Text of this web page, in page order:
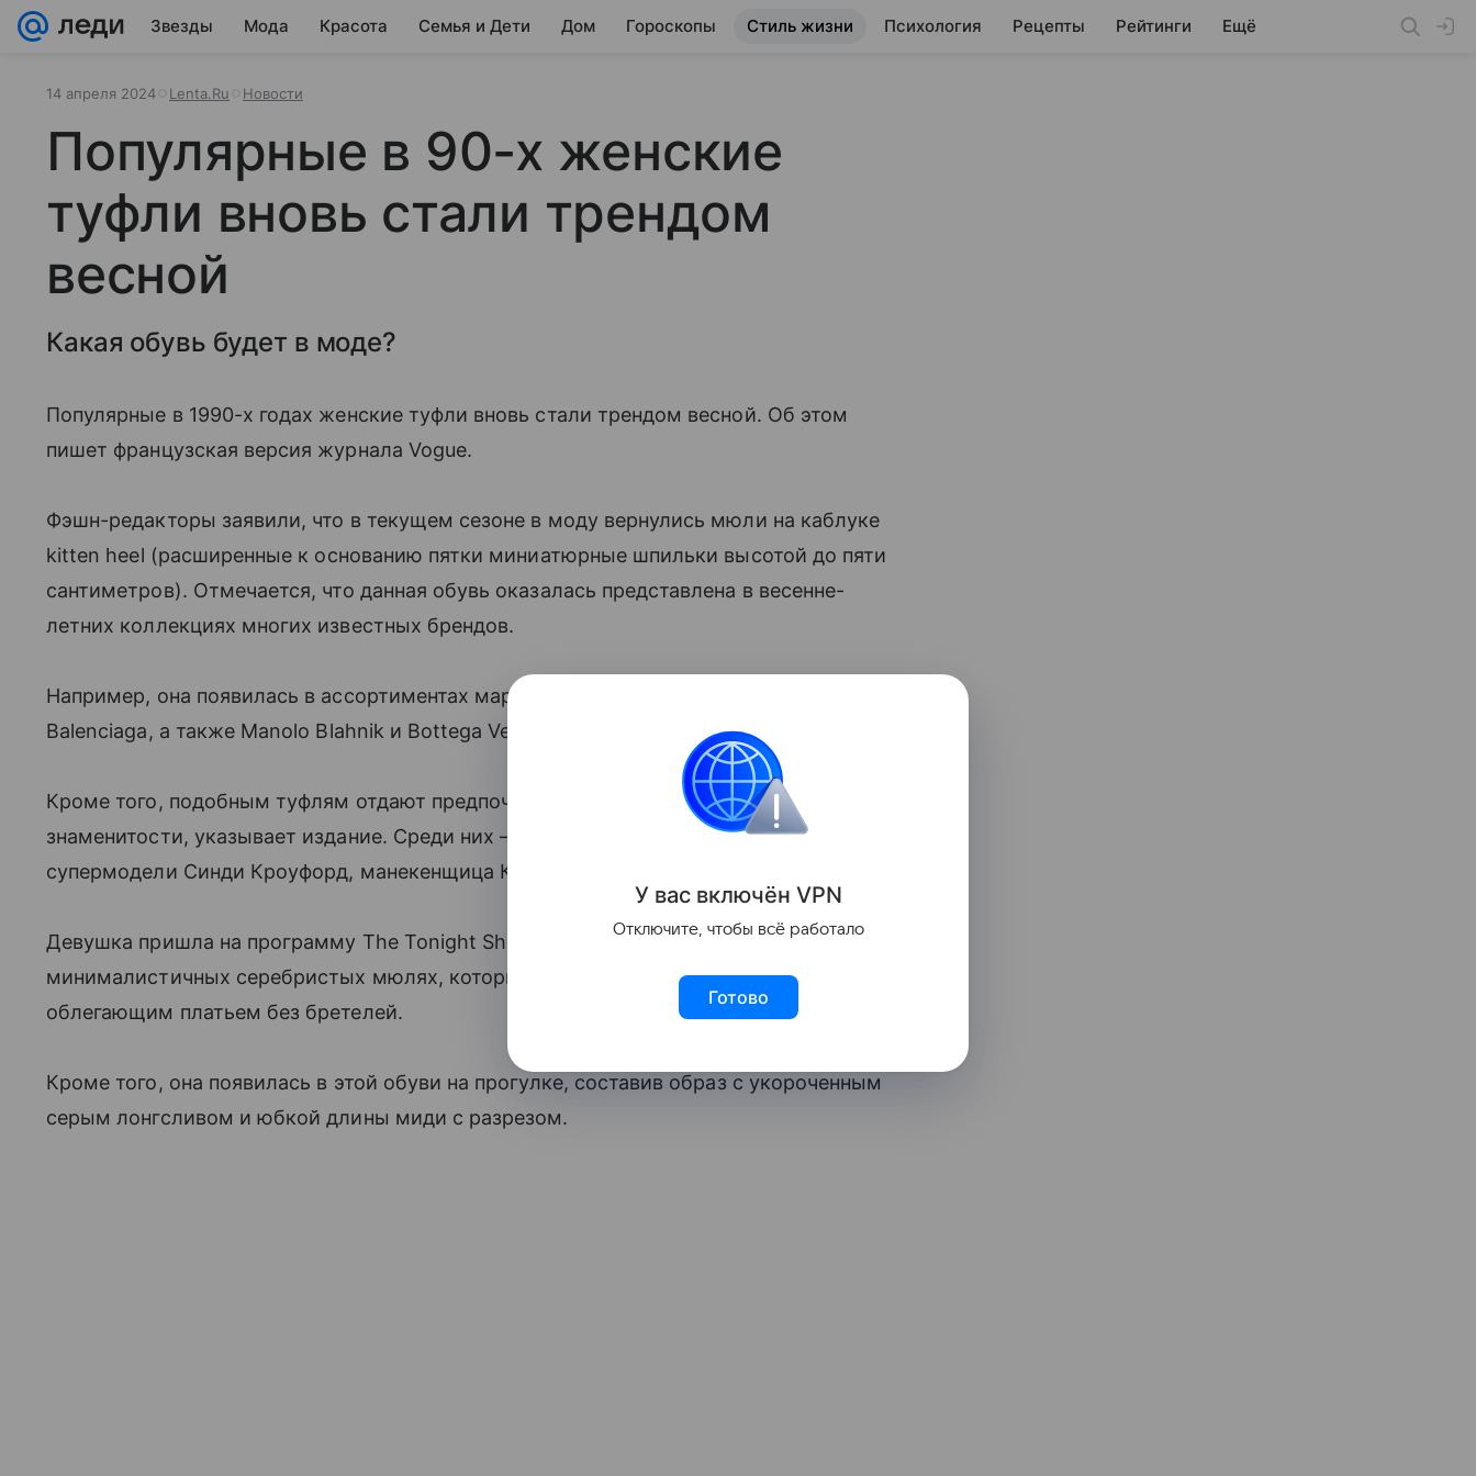
Звезды Мода Красота Семья и Дети Дом Гороскопы Стиль жизни Психология Рецепты Рейтинги Ещё
14 апреля 2024 Lenta.Ru Новости
Популярные в 90-х женские
туфли вновь стали трендом
весной
Какая обувь будет в моде?
Популярные в 1990-х годах женские туфли вновь стали трендом весной. Об этом
пишет французская версия журнала Vogue.
Фэшн-редакторы заявили, что в текущем сезоне в моду вернулись мюли на каблуке
kitten heel (расширенные к основанию пятки миниатюрные шпильки высотой до пяти
сантиметров). Отмечается, что данная обувь оказалась представлена в весенне-
летних коллекциях многих известных брендов.
Например, она появилась в ассортиментах марок Loewe, Miu Miu, Jimmy Choo,
Balenciaga, а также Manolo Blahnik и Bottega Veneta.
Кроме того, подобным туфлям отдают предпочтения
знаменитости, указывает издание. Среди них — дочь американской
супермодели Синди Кроуфорд, манекенщица Кайя Гербер.
Девушка пришла на программу The Tonight Show Starring Jimmy Fallon в
минималистичных серебристых мюлях, которые она сочетала с голубым
облегающим платьем без бретелей.
Кроме того, она появилась в этой обуви на прогулке, составив образ с укороченным
серым лонгсливом и юбкой длины миди с разрезом.
У вас включён VPN
Отключите, чтобы всё работало
Готово